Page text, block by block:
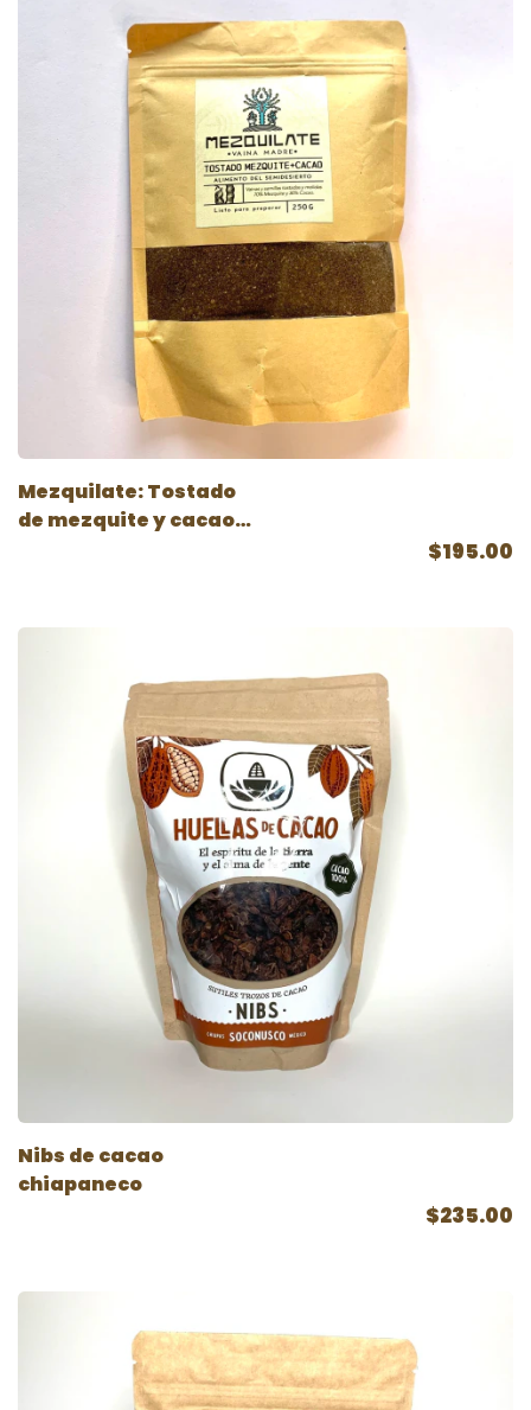
Mezquilate: Tostado
de mezquite y cacao
$195.00
Nibs de cacao
chiapaneco
$235.00